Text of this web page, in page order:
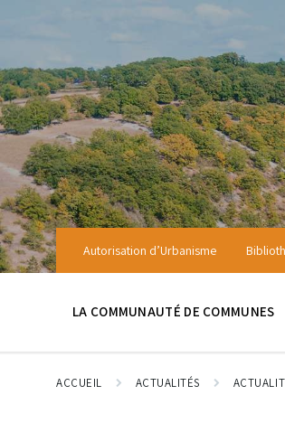
Autorisation d’Urbanisme
LA COMMUNAUTÉ DE COMMUNES
ACCUEIL ACTUALITÉS